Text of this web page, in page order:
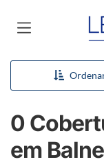
0
em